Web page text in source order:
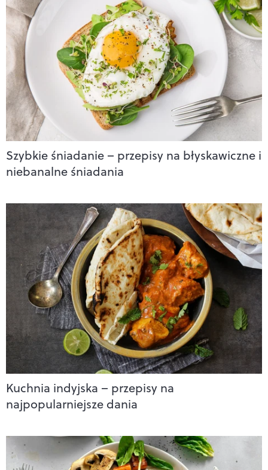
Szybkie śniadanie – przepisy na błyskawiczne i
niebanalne śniadania
Kuchnia indyjska – przepisy na
najpopularniejsze dania